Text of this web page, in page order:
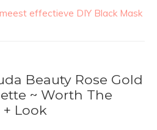
effectieve DIY Black Mask
Beauty Rose Gold
~ Worth The
+ Look